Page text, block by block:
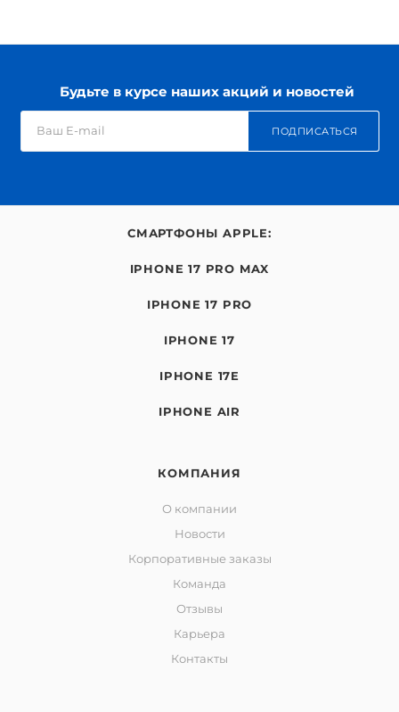
Будьте в курсе наших акций и новостей
ПОДПИСАТЬСЯ
СМАРТФОНЫ APPLE:
IPHONE 17 PRO MAX
IPHONE 17 PRO
IPHONE 17
IPHONE 17E
IPHONE AIR
КОМПАНИЯ
О компании
Новости
Корпоративные заказы
Команда
Отзывы
Карьера
Контакты